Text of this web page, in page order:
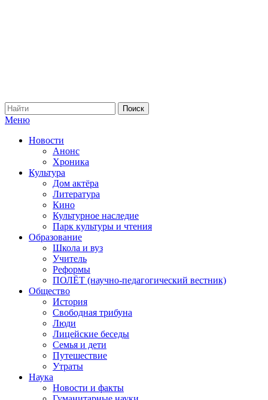
Меню
Новости
Анонс
Хроника
Культура
Дом актёра
Литература
Кино
Культурное наследие
Парк культуры и чтения
Образование
Школа и вуз
Учитель
Реформы
ПОЛЁТ (научно-педагогический вестник)
Общество
История
Свободная трибуна
Люди
Лицейские беседы
Семья и дети
Путешествие
Утраты
Наука
Новости и факты